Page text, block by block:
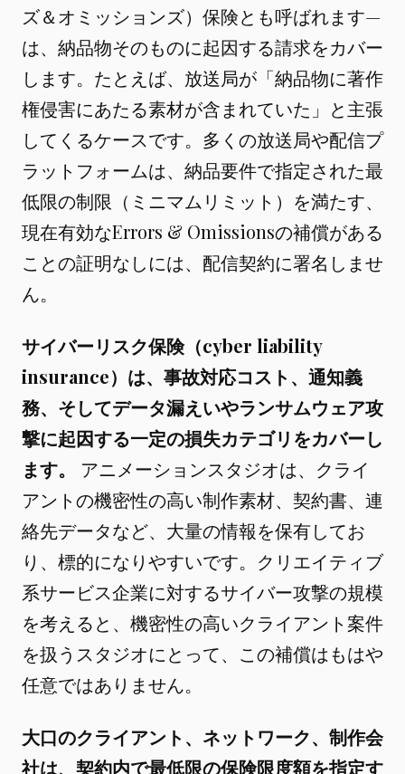
ズ＆オミッションズ）保険とも呼ばれます—
は、納品物そのものに起因する請求をカバー
します。たとえば、放送局が「納品物に著作
権侵害にあたる素材が含まれていた」と主張
してくるケースです。多くの放送局や配信プ
ラットフォームは、納品要件で指定された最
低限の制限（ミニマムリミット）を満たす、
現在有効なErrors & Omissionsの補償がある
ことの証明なしには、配信契約に署名しませ
ん。
サイバーリスク保険（cyber liability
insurance）は、事故対応コスト、通知義
務、そしてデータ漏えいやランサムウェア攻
撃に起因する一定の損失カテゴリをカバーし
ます。
アニメーションスタジオは、クライ
アントの機密性の高い制作素材、契約書、連
絡先データなど、大量の情報を保有してお
り、標的になりやすいです。クリエイティブ
系サービス企業に対するサイバー攻撃の規模
を考えると、機密性の高いクライアント案件
を扱うスタジオにとって、この補償はもはや
任意ではありません。
大口のクライアント、ネットワーク、制作会
社は、契約内で最低限の保険限度額を指定す